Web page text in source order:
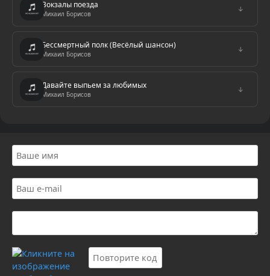
Вокзалы поезда
Михаил Борисов
↓
Бессмертный полк (Весёлый шансон)
Михаил Борисов
↓
Давайте выпьем за любимых
Михаил Борисов
↓